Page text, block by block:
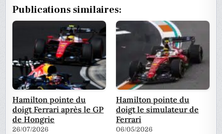
Publications similaires:
Hamilton pointe du
doigt Ferrari après le GP
de Hongrie
26/07/2026
Hamilton pointe du
doigt le simulateur de
Ferrari
06/05/2026